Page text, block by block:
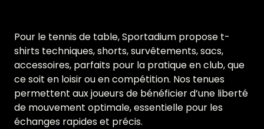
Pour le tennis de table, Sportadium propose t-
shirts techniques, shorts, survêtements, sacs,
accessoires, parfaits pour la pratique en club, que
ce soit en loisir ou en compétition. Nos tenues
permettent aux joueurs de bénéficier d’une liberté
de mouvement optimale, essentielle pour les
échanges rapides et précis.